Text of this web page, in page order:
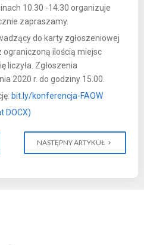
10.30 -14.30 organizuje
zapraszamy.
do karty zgłoszeniowej
ograniczoną ilością miejsc
liczyła. Zgłoszenia
2020 r. do godziny 15.00.
bit.ly/konferencja-FAOW
DOCX)
NASTĘPNY ARTYKUŁ